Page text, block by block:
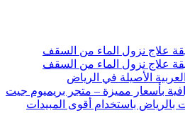
علاج نزول الماء من السقف
علاج نزول الماء من السقف
الأصيلة في الرياض
بأسعار مميزة – متجر بريميوم جيت
باستخدام أقوى المبيدات